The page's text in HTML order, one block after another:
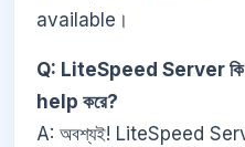
available।
Q: LiteSpeed Server
help করে?
A: অবশ্যই! LiteSpeed